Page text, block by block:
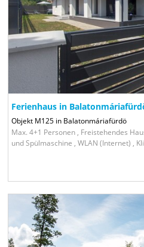
Ferienhaus in
Objekt M125 in Balatonmáriafürdö
Max. 4+1 Personen , Freistehendes
und Spülmaschine , WLAN (Internet) ,